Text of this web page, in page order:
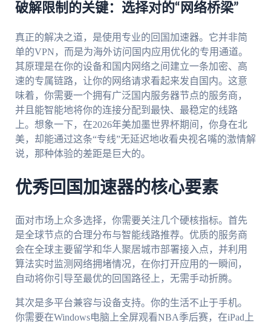
破解限制的关键：选择对的“网络桥梁”
真正的解决之道，是使用专业的回国加速器。它并非简
单的VPN，而是为海外访问国内应用优化的专用通道。
其原理是在你的设备和国内网络之间建立一条加密、高
速的专属链路，让你的网络请求看起来发自国内。这意
味着，你需要一个拥有广泛国内服务器节点的服务商，
并且能智能地将你的连接分配到最快、最稳定的线路
上。想象一下，在2026年美加墨世界杯期间，你身在北
美，却能通过这条“专线”无延迟地收看央视名嘴的激情解
说，那种体验的差距是巨大的。
优秀回国加速器的核心要素
面对市场上众多选择，你需要关注几个硬核指标。首先
是全球节点的合理分布与智能线路推荐。优质的服务商
会在全球主要留学和华人聚居城市部署接入点，并利用
算法实时监测网络拥堵情况，在你打开应用的一瞬间，
自动将你引导至最优的回国路径上，无需手动折腾。
其次是多平台兼容与设备支持。你的生活不止于手机。
你需要在Windows电脑上全屏观看NBA季后赛，在iPad上